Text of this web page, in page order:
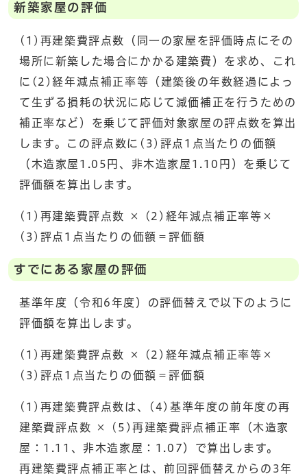
新築家屋の評価
(1)再建築費評点数（同一の家屋を評価時点にその
場所に新築した場合にかかる建築費）を求め、これ
に(2)経年減点補正率等（建築後の年数経過によっ
て生ずる損耗の状況に応じて減価補正を行うための
補正率など）を乗じて評価対象家屋の評点数を算出
します。この評点数に(3)評点1点当たりの価額
（木造家屋1.05円、非木造家屋1.10円）を乗じて
評価額を算出します。
(1)再建築費評点数 × (2)経年減点補正率等×
(3)評点1点当たりの価額＝評価額
すでにある家屋の評価
基準年度（令和6年度）の評価替えで以下のように
評価額を算出します。
(1)再建築費評点数 × (2)経年減点補正率等×
(3)評点1点当たりの価額＝評価額
(1)再建築費評点数は、(4)基準年度の前年度の再
建築費評点数 × (5)再建築費評点補正率（木造家
屋：1.11、非木造家屋：1.07）で算出します。
再建築費評点補正率とは、前回評価替えからの3年